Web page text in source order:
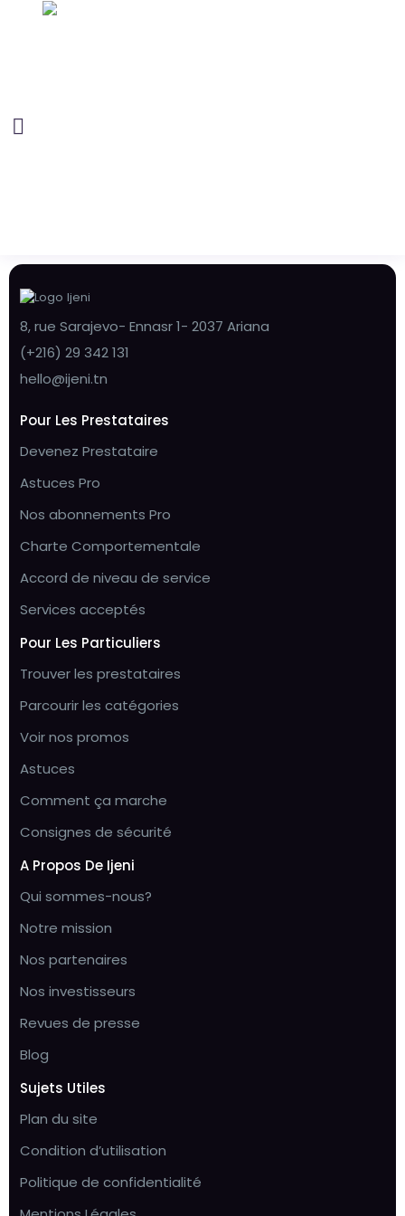
8, rue Sarajevo- Ennasr 1- 2037 Ariana
(+216) 29 342 131
hello@ijeni.tn
Pour Les Prestataires
Devenez Prestataire
Astuces Pro
Nos abonnements Pro
Charte Comportementale
Accord de niveau de service
Services acceptés
Pour Les Particuliers
Trouver les prestataires
Parcourir les catégories
Voir nos promos
Astuces
Comment ça marche
Consignes de sécurité
A Propos De Ijeni
Qui sommes-nous?
Notre mission
Nos partenaires
Nos investisseurs
Revues de presse
Blog
Sujets Utiles
Plan du site
Condition d’utilisation
Politique de confidentialité